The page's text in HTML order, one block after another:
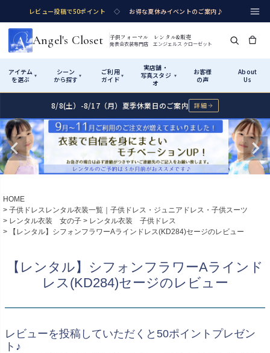
レビュー投稿で50ポイント ◇ お得な夏休みイベントのご案内♪
Angel's Closet 子供フォーマル レンタル&販売
発表会衣装専門店 エンジェルス クローゼット
アイテム
を選ぶ
▾
シーン
から探す ▾
ご利用
ガイド ▾
実店舗・
写真スタジ
オ
▾
お客様
の声
About
Us
Shop by Category アイテムから探す
カテゴリ詳細→ サイズで選ぶ→
Rentalレンタル
七五三着物 シューズ
Shop by Occasion シーンから探す
性別・サイズで絞り込む→
Season Best
Recital & Concours
発表会・コンクール 結婚式
スト
How It Works ご利用ガイド
Startはじめに
01
02 サイズの選び方
測り方と目安
03 Angel's Closetについて
創業2003年からの想い
04 レンタルのご案内
Visit Us 実店舗・写真スタジオ
実店舗 つくば店
8/8(土）-8/17（月）夏季休業日のご案内 詳細
HOME
子供ドレスレンタル衣装一覧｜子供ドレス・ジュニアドレス・子供スーツ
レンタル衣装 女の子
レンタル衣装 子供ドレス
【レンタル】シフォンフラワーAラインドレス(KD284)セージのレビュー
【レンタル】シフォンフラワーAラインド
レス(KD284)セージのレビュー
レビューを投稿していただくと50ポイントプレゼン
ト♪